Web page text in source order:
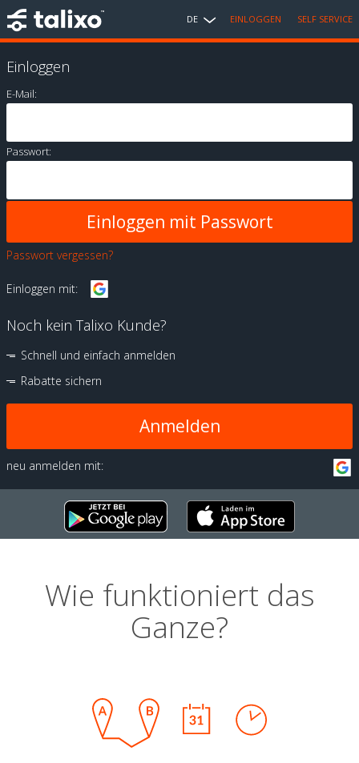
DE EINLOGGEN SELF SERVICE
Einloggen
E-Mail:
Passwort:
Passwort vergessen?
Einloggen mit:
Noch kein Talixo Kunde?
Schnell und einfach anmelden
Rabatte sichern
Anmelden
neu anmelden mit:
Wie funktioniert das
Ganze?